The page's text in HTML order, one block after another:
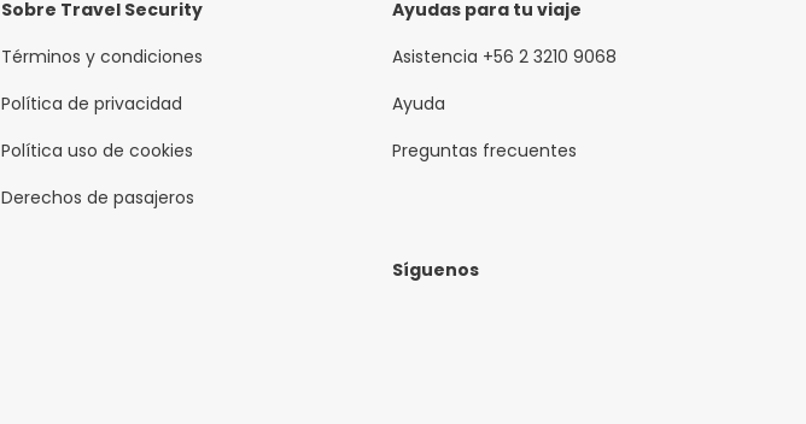
Sobre Travel Security
Términos y condiciones
Política de privacidad
Política uso de cookies
Derechos de pasajeros
Ayudas para tu viaje
Asistencia +56 2 3210 9068
Ayuda
Preguntas frecuentes
Síguenos